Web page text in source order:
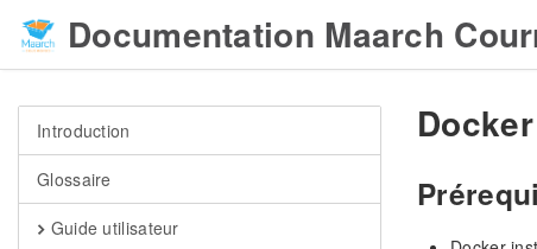
Documentation Maarch
Introduction
Glossaire
Guide utilisateur